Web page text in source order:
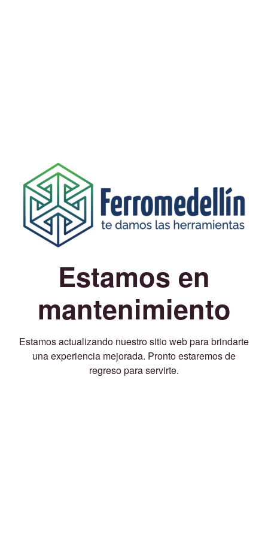
Estamos en
mantenimiento
Estamos actualizando nuestro sitio web para brindarte
una experiencia mejorada. Pronto estaremos de
regreso para servirte.